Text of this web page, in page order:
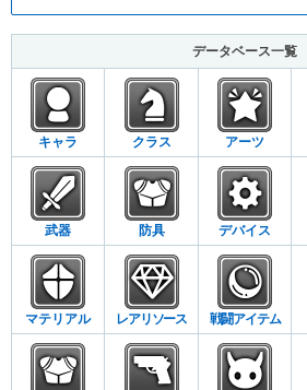
データベース一覧
キャラ クラス アーツ
武器 防具 デバイス
マテリアル レアリソース 戦闘アイテム